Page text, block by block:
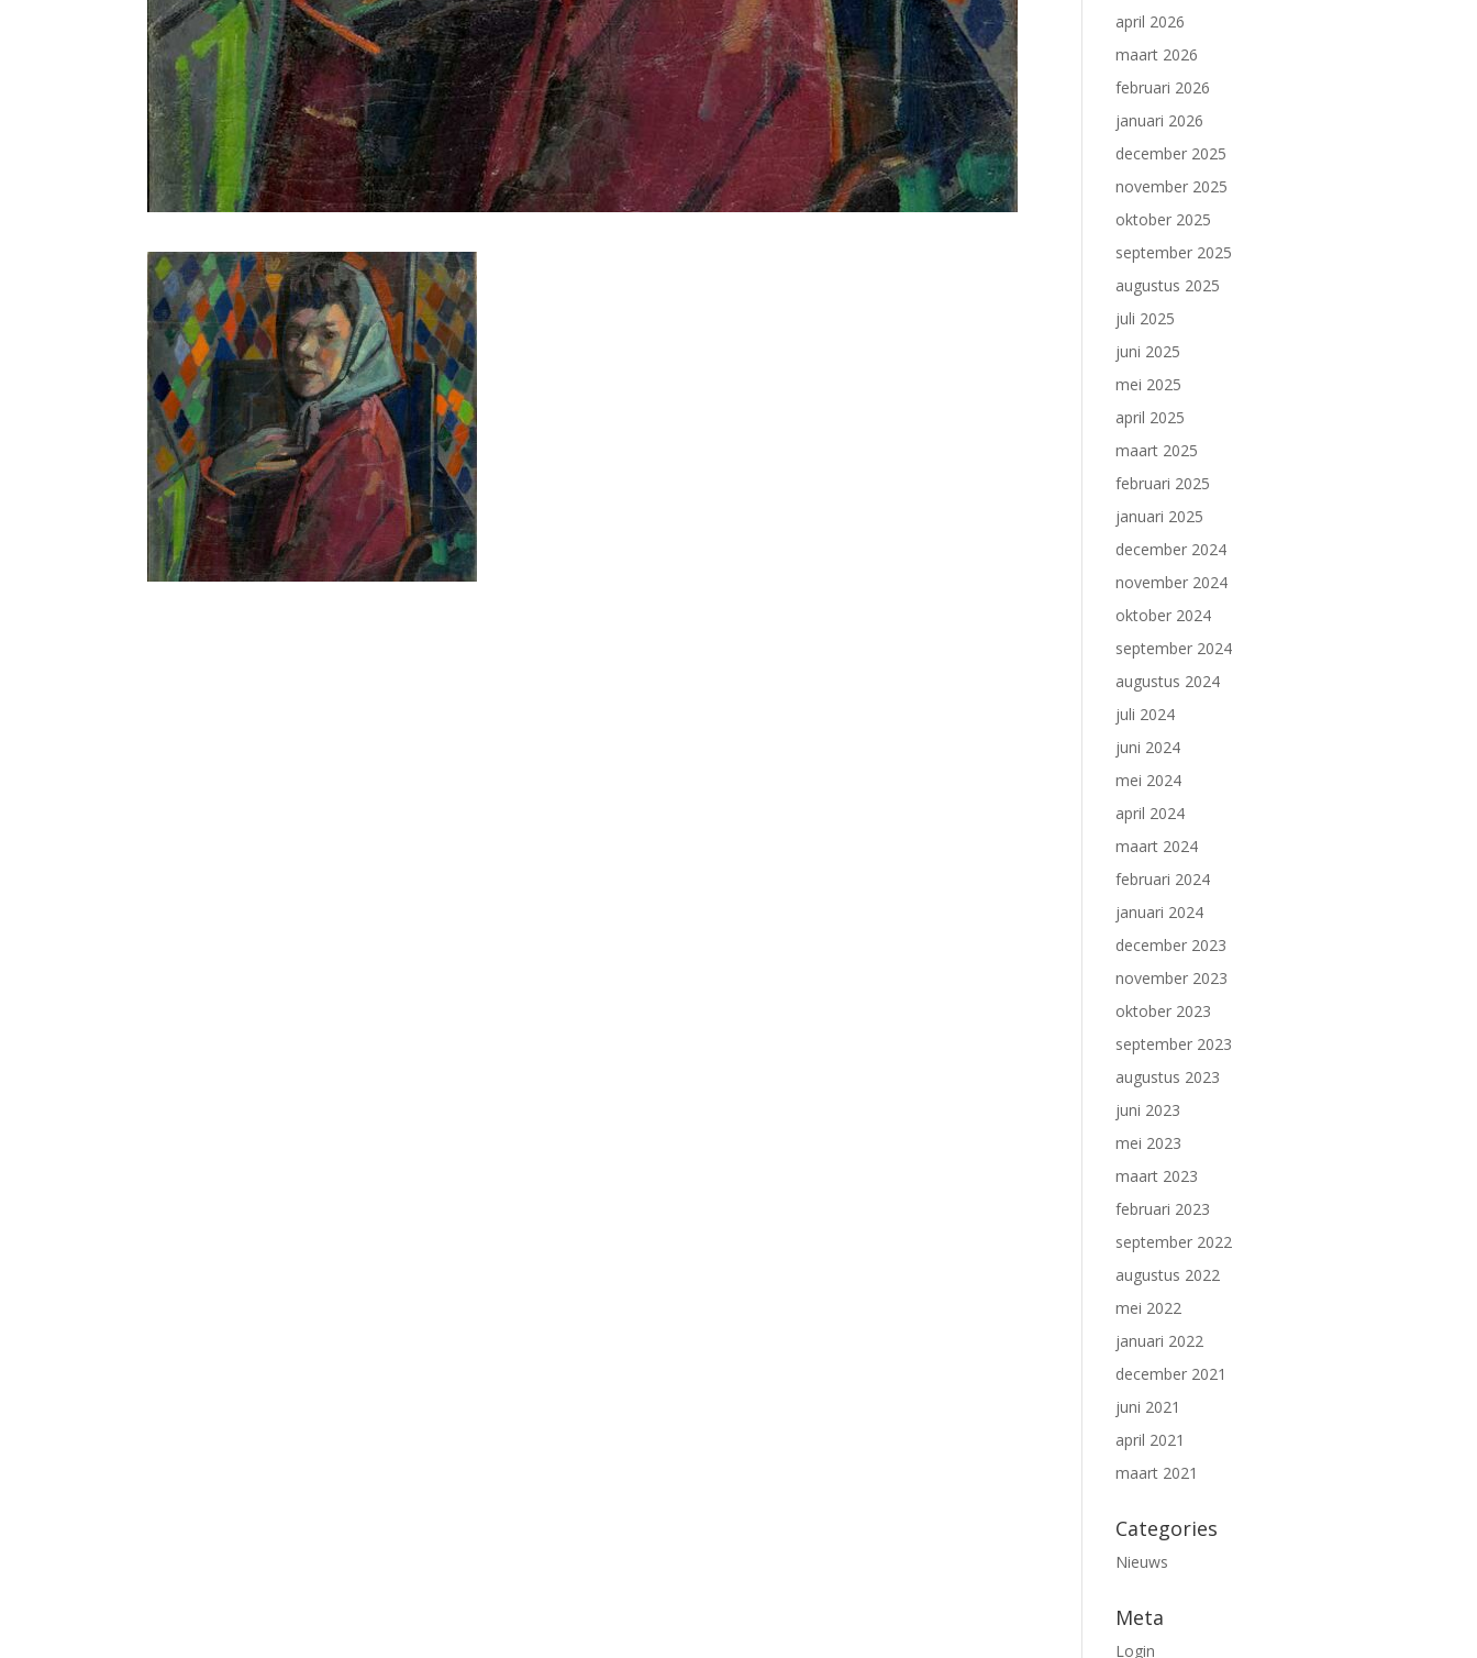
april 2026
maart 2026
februari 2026
januari 2026
december 2025
november 2025
oktober 2025
september 2025
augustus 2025
juli 2025
juni 2025
mei 2025
april 2025
maart 2025
februari 2025
januari 2025
december 2024
november 2024
oktober 2024
september 2024
augustus 2024
juli 2024
juni 2024
mei 2024
april 2024
maart 2024
februari 2024
januari 2024
december 2023
november 2023
oktober 2023
september 2023
augustus 2023
juni 2023
mei 2023
maart 2023
februari 2023
september 2022
augustus 2022
mei 2022
januari 2022
december 2021
juni 2021
april 2021
maart 2021
Categories
Nieuws
Meta
Login